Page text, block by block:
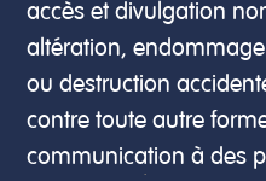
accès et divulgation
altération,
ou destruction
contre toute autre
communication à des